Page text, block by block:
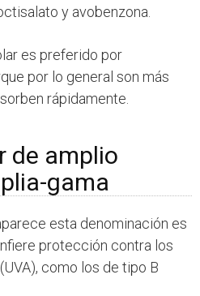
y avobenzona.
es preferido por
por lo general son más
rápidamente.
de amplio
gama
esta denominación es
protección contra los
como los de tipo B